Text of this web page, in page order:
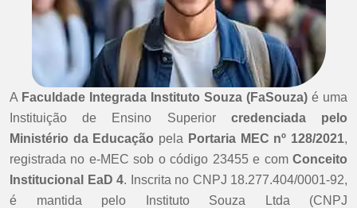
A Faculdade Integrada Instituto Souza (FaSouza) é uma
Instituição de Ensino Superior credenciada pelo
Ministério da Educação pela Portaria MEC nº 128/2021,
registrada no e-MEC sob o código 23455 e com Conceito
Institucional EaD 4. Inscrita no CNPJ 18.277.404/0001-92,
é mantida pelo Instituto Souza Ltda (CNPJ